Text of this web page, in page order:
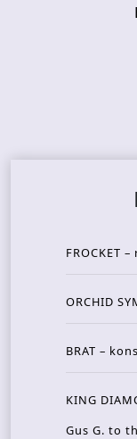
FROCKET
ORCHID
BRAT –
KING
Gus G. to